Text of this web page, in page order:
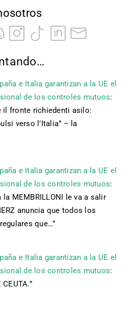
e Italia garantizan a la UE el
de los controles mutuos:
il fronte richiedenti asilo:
verso l’Italia” – la
e Italia garantizan a la UE el
de los controles mutuos:
MEMBRILLONI le va a salir
anuncia que todos los
que…”
e Italia garantizan a la UE el
de los controles mutuos:
CEUTA.”